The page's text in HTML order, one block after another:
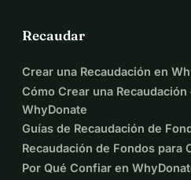
Recaudar
Crear una Recaudación en
Cómo Crear una
WhyDonate
Guías de Recaudación de
Recaudación de Fondos para
Por Qué Confiar en